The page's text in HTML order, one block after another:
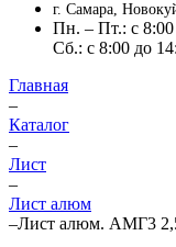
г. Самара,
Пн. – Пт.: с 8:00
Cб.: с 8:00 до
Главная
–
Каталог
–
Лист
–
Лист алюм
–Лист алюм. АМГ3